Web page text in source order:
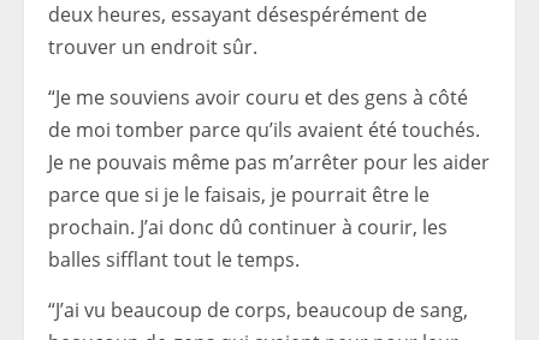
deux heures, essayant désespérément de
trouver un endroit sûr.
“Je me souviens avoir couru et des gens à côté
de moi tomber parce qu’ils avaient été touchés.
Je ne pouvais même pas m’arrêter pour les aider
parce que si je le faisais, je pourrait être le
prochain. J’ai donc dû continuer à courir, les
balles sifflant tout le temps.
“J’ai vu beaucoup de corps, beaucoup de sang,